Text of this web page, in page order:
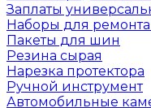
Заплаты
Наборы для
Пакеты для шин
Резина сырая
Нарезка протектора
Ручной инструмент
Автомобильные